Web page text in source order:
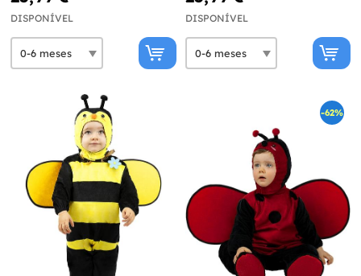
DISPONÍVEL DISPONÍVEL
-62%